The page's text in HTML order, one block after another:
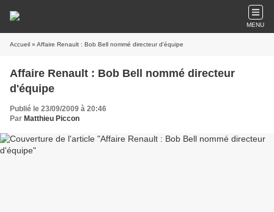
MENU
Accueil » Affaire Renault : Bob Bell nommé directeur d'équipe
Affaire Renault : Bob Bell nommé directeur
d'équipe
Publié le 23/09/2009 à 20:46
Par Matthieu Piccon